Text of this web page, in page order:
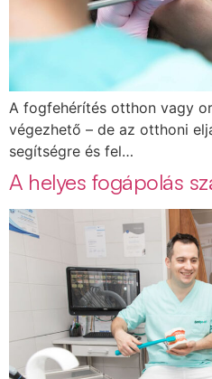
A fogfehérítés otthon vagy
végezhető – de az otthoni
segítségre és fel…
A helyes fogápolás